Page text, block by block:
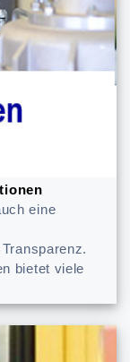
eine
bietet viele